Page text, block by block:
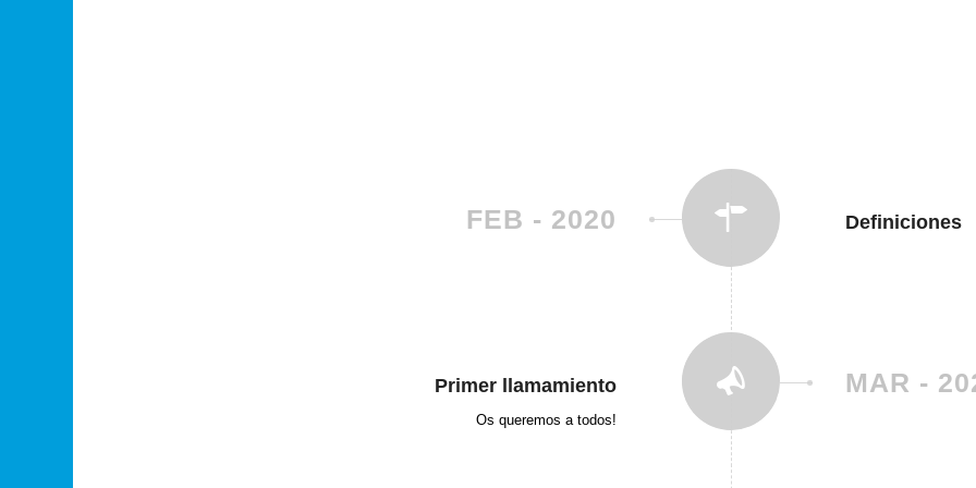
FEB - 2020 Definiciones
Primer llamamiento
Os queremos a todos!
MAR -